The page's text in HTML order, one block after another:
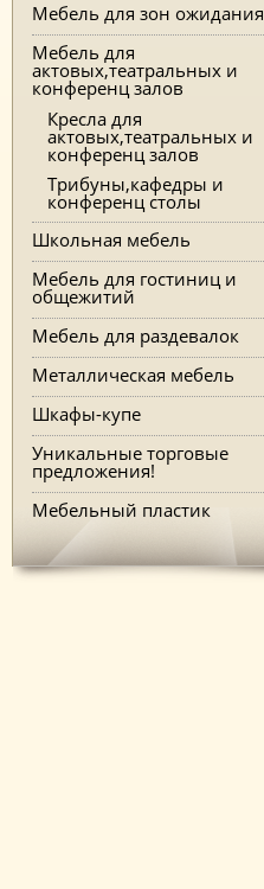
Мебель для зон ожидания
Мебель для
актовых,театральных и
конференц залов
Кресла для
актовых,театральных и
конференц залов
Трибуны,кафедры и
конференц столы
Школьная мебель
Мебель для гостиниц и
общежитий
Мебель для раздевалок
Металлическая мебель
Шкафы-купе
Уникальные торговые
предложения!
Мебельный пластик